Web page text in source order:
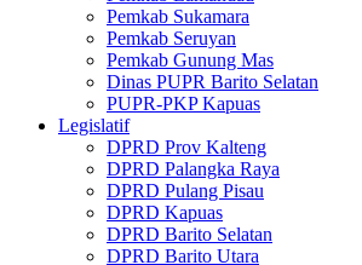
Pemkab Sukamara
Pemkab Seruyan
Pemkab Gunung Mas
Dinas PUPR Barito Selatan
PUPR-PKP Kapuas
Legislatif
DPRD Prov Kalteng
DPRD Palangka Raya
DPRD Pulang Pisau
DPRD Kapuas
DPRD Barito Selatan
DPRD Barito Utara